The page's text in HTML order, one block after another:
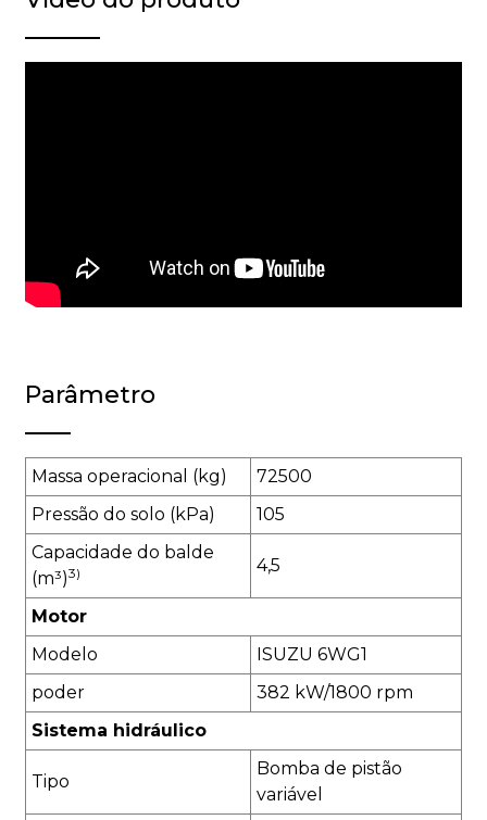
Parâmetro
Massa operacional (kg)
72500
Pressão do solo (kPa)
105
Capacidade do balde
(m³)3) 4,5
Motor
Modelo
ISUZU 6WG1
poder
382 kW/1800 rpm
Sistema hidráulico
Tipo
Bomba de pistão
variável